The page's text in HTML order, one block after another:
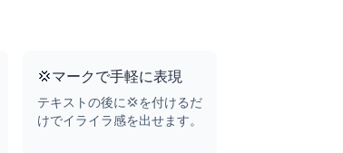
💢マークで手軽に表現
テキストの後に💢を付けるだ
けでイライラ感を出せます。